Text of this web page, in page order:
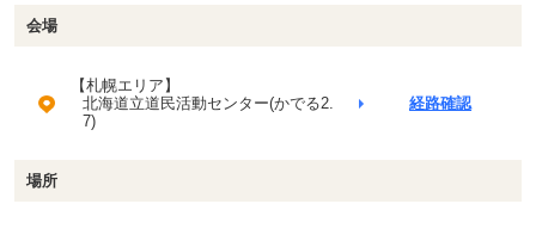
会場
【札幌エリア】
北海道立道民活動センター(かでる2.
7)
経路確認
場所